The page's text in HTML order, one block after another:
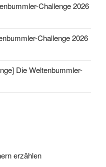
Challenge 2026
Challenge 2026
Die Weltenbummler-